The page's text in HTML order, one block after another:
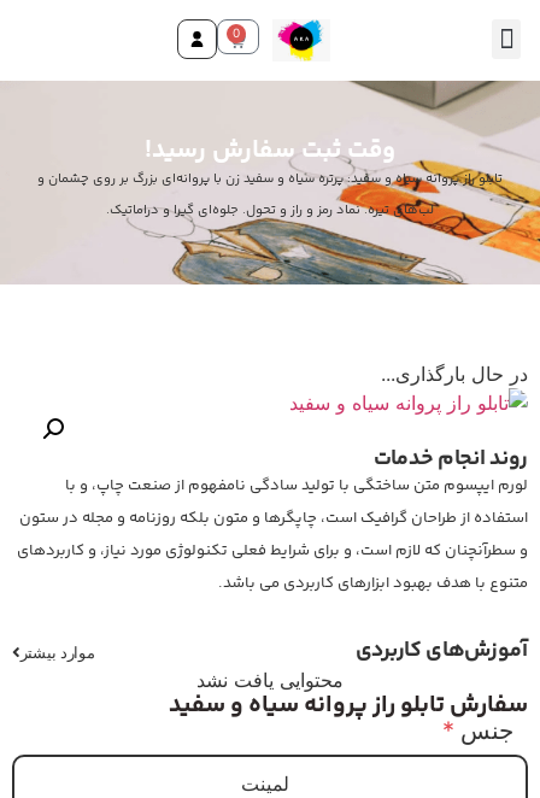
0
وقت ثبت سفارش رسید!
تابلو راز پروانه سیاه و سفید: پرتره سیاه و سفید زن با پروانه‌ای بزرگ بر روی چشمان و
لب‌های تیره. نماد رمز و راز و تحول. جلوه‌ای گیرا و دراماتیک.
در حال بارگذاری...
روند انجام خدمات
لورم ایپسوم متن ساختگی با تولید سادگی نامفهوم از صنعت چاپ، و با
استفاده از طراحان گرافیک است، چاپگرها و متون بلکه روزنامه و مجله در ستون
و سطرآنچنان که لازم است، و برای شرایط فعلی تکنولوژی مورد نیاز، و کاربردهای
متنوع با هدف بهبود ابزارهای کاربردی می باشد.
آموزش‌های کاربردی موارد بیشتر
محتوایی یافت نشد
سفارش تابلو راز پروانه سیاه و سفید
* جنس
لمینت